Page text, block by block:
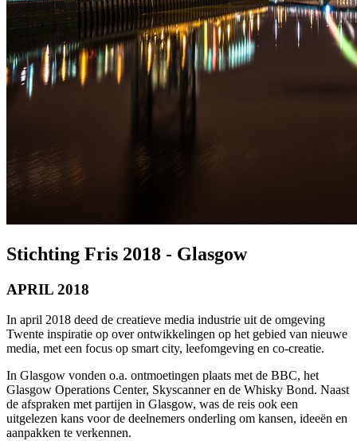
Stichting Fris 2018 - Glasgow
APRIL 2018
In april 2018 deed de creatieve media industrie uit de omgeving
Twente inspiratie op over ontwikkelingen op het gebied van nieuwe
media, met een focus op smart city, leefomgeving en co-creatie.
In Glasgow vonden o.a. ontmoetingen plaats met de BBC, het
Glasgow Operations Center, Skyscanner en de Whisky Bond. Naast
de afspraken met partijen in Glasgow, was de reis ook een
uitgelezen kans voor de deelnemers onderling om kansen, ideeën en
aanpakken te verkennen.